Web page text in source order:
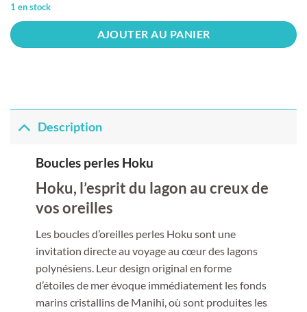
1 en stock
AJOUTER AU PANIER
Description
Boucles perles Hoku
Hoku, l’esprit du lagon au creux de
vos oreilles
Les boucles d’oreilles perles Hoku sont une
invitation directe au voyage au cœur des lagons
polynésiens. Leur design original en forme
d’étoiles de mer évoque immédiatement les fonds
marins cristallins de Manihi, où sont produites les